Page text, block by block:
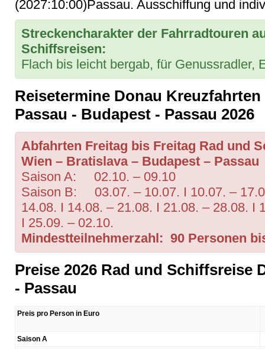
(2027:10:00)Passau. Ausschiffung und
Streckencharakter der Fahrradtouren
Schiffsreisen:
Flach bis leicht bergab, für Genussradler,
Reisetermine Donau
Passau - Budapest - Passau 2026
Abfahrten Freitag bis Freitag Rad und
Wien – Bratislava – Budapest – Passau
Saison A: 02.10. – 09.10
Saison B: 03.07. – 10.07. I 10.07. –
14.08. I 14.08. – 21.08. I 21.08. – 28.08. I
I 25.09. – 02.10.
Mindestteilnehmerzahl: 90 Personen
Preise 2026 Rad und Schiffsreise
- Passau
Preis pro Person in Euro
Saison A